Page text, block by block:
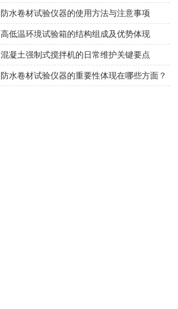
防水卷材试验仪器的使用方法与注意事项
高低温环境试验箱的结构组成及优势体现
混凝土强制式搅拌机的日常维护关键要点
防水卷材试验仪器的重要性体现在哪些方面？